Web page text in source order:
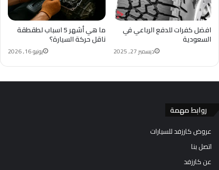
ما هي أشهر 5 اسباب لطقطقة
ناقل حركة السيارة؟
يونيو 16, 2026
افضل كفرات للدفع الرباعي في
السعودية
ديسمبر 27, 2025
روابط مهمة
عروض كارزفد للسيارات
اتصل بنا
عن كارزفد